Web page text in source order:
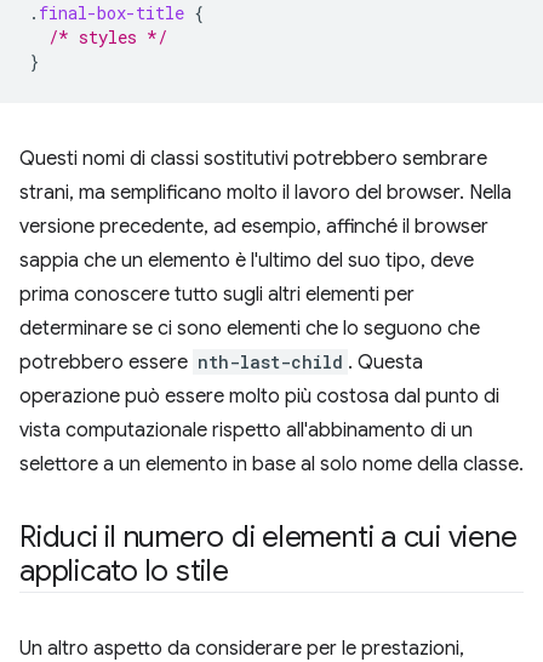
. final-box-title {
/* styles */
}
Questi nomi di classi sostitutivi potrebbero sembrare
strani, ma semplificano molto il lavoro del browser. Nella
versione precedente, ad esempio, affinché il browser
sappia che un elemento è l'ultimo del suo tipo, deve
prima conoscere tutto sugli altri elementi per
determinare se ci sono elementi che lo seguono che
potrebbero essere nth-last-child . Questa
operazione può essere molto più costosa dal punto di
vista computazionale rispetto all'abbinamento di un
selettore a un elemento in base al solo nome della classe.
Riduci il numero di elementi a cui viene
applicato lo stile
Un altro aspetto da considerare per le prestazioni,